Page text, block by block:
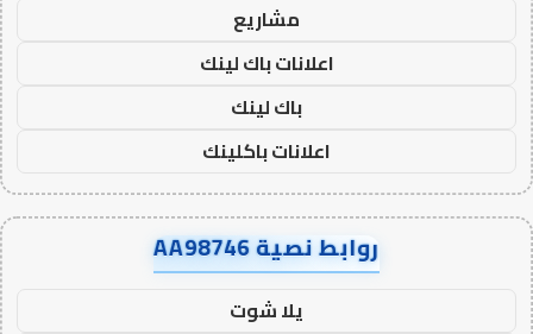
مشاريع
اعلانات باك لينك
باك لينك
اعلانات باكلينك
روابط نصية AA98746
يلا شوت